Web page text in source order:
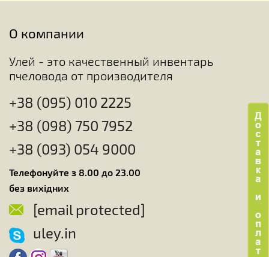
О компании
Улей - это качественный инвентарь
пчеловода от производителя
+38 (095) 010 2225
+38 (098) 750 7952
+38 (093) 054 9000
Телефонуйте з 8.00 до 23.00
без вихідних
[email protected]
uley.in